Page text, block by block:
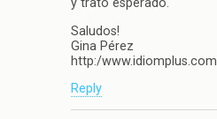
y trato esperado.
Saludos!
Gina Pérez
http:/www.idiomplus.com
Reply